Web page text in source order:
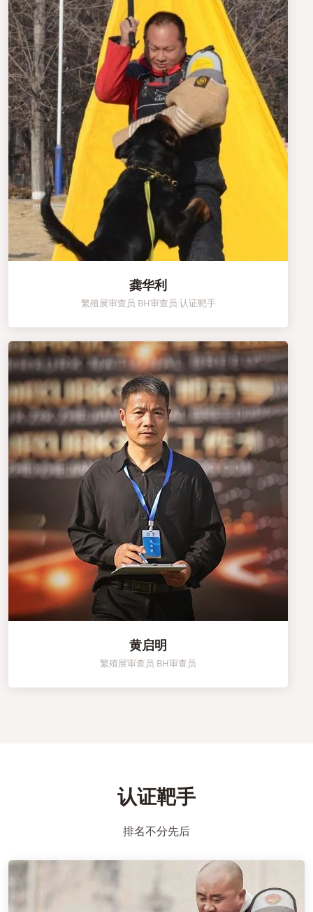
龚华利
繁殖展审查员 BH审查员 认证靶手
黄启明
繁殖展审查员 BH审查员
认证靶手
排名不分先后